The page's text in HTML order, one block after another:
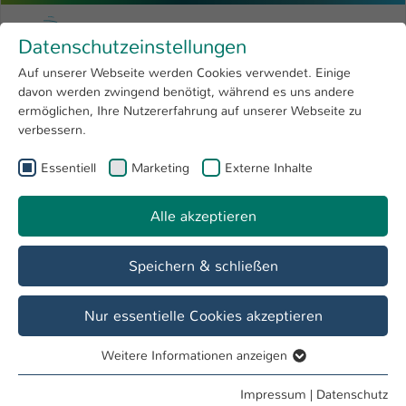
Menu
Forschung 4
Open submenu
Hochschule
International
Zum Hauptinhalt springen
Hochschule Kaiserslautern
Sie sind hier:
Bachelor
Bachelor Finanzdienstleistungen
Datenschutzeinstellungen
Auf unserer Webseite werden Cookies verwendet. Einige
davon werden zwingend benötigt, während es uns andere
ermöglichen, Ihre Nutzererfahrung auf unserer Webseite zu
verbessern.
Essentiell Marketing Externe Inhalte
Alle akzeptieren
Speichern & schließen
Nur essentielle Cookies akzeptieren
Essentielle Cookies werden für grundlegende Funktionen
Weitere Informationen anzeigen
Impressum | Datenschutz